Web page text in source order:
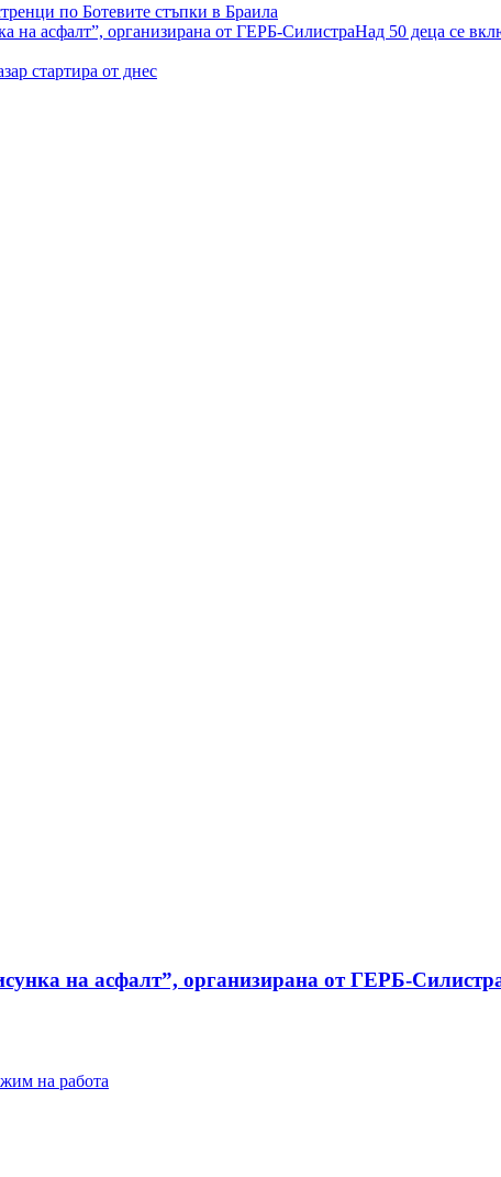
по Ботевите стъпки в Браила
Над 50 деца се
стартира от днес
на асфалт”, организирана от ГЕРБ-
на работа